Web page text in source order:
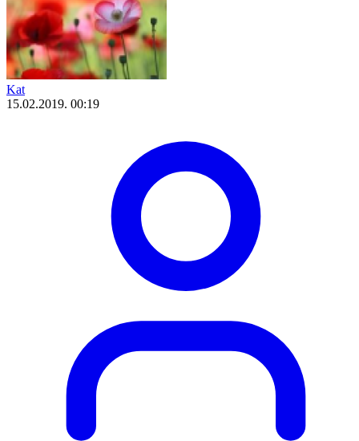
Kat
15.02.2019. 00:19